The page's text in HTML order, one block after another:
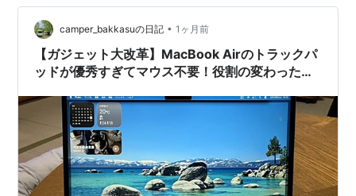
由 プログラミ…
camper_bakkasuの日記 • 1ヶ月前
【ガジェット大改革】MacBook Airのトラックパ
ッドが優秀すぎてマウス不要！役割の変わった
Touch」の行く末だべな